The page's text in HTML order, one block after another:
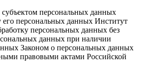
субъектом персональных данных
его персональных данных Институт
персональных данных без
данных при наличии
Законом о персональных данных
правовыми актами Российской